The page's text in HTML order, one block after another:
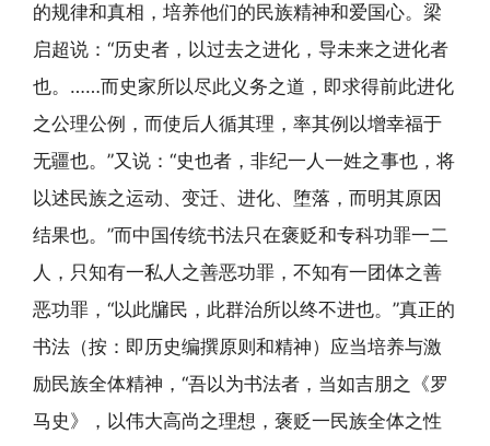
的规律和真相，培养他们的民族精神和爱国心。梁
启超说：“历史者，以过去之进化，导未来之进化者
也。……而史家所以尽此义务之道，即求得前此进化
之公理公例，而使后人循其理，率其例以增幸福于
无疆也。”又说：“史也者，非纪一人一姓之事也，将
以述民族之运动、变迁、进化、堕落，而明其原因
结果也。”而中国传统书法只在褒贬和专科功罪一二
人，只知有一私人之善恶功罪，不知有一团体之善
恶功罪，“以此牖民，此群治所以终不进也。”真正的
书法（按：即历史编撰原则和精神）应当培养与激
励民族全体精神，“吾以为书法者，当如吉朋之《罗
马史》，以伟大高尚之理想，褒贬一民族全体之性